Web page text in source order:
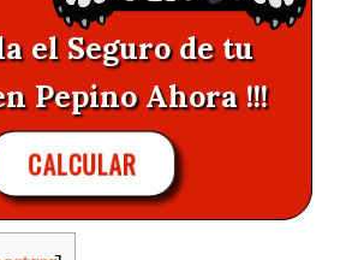
el Seguro de tu
Pepino Ahora !!!
CALCULAR